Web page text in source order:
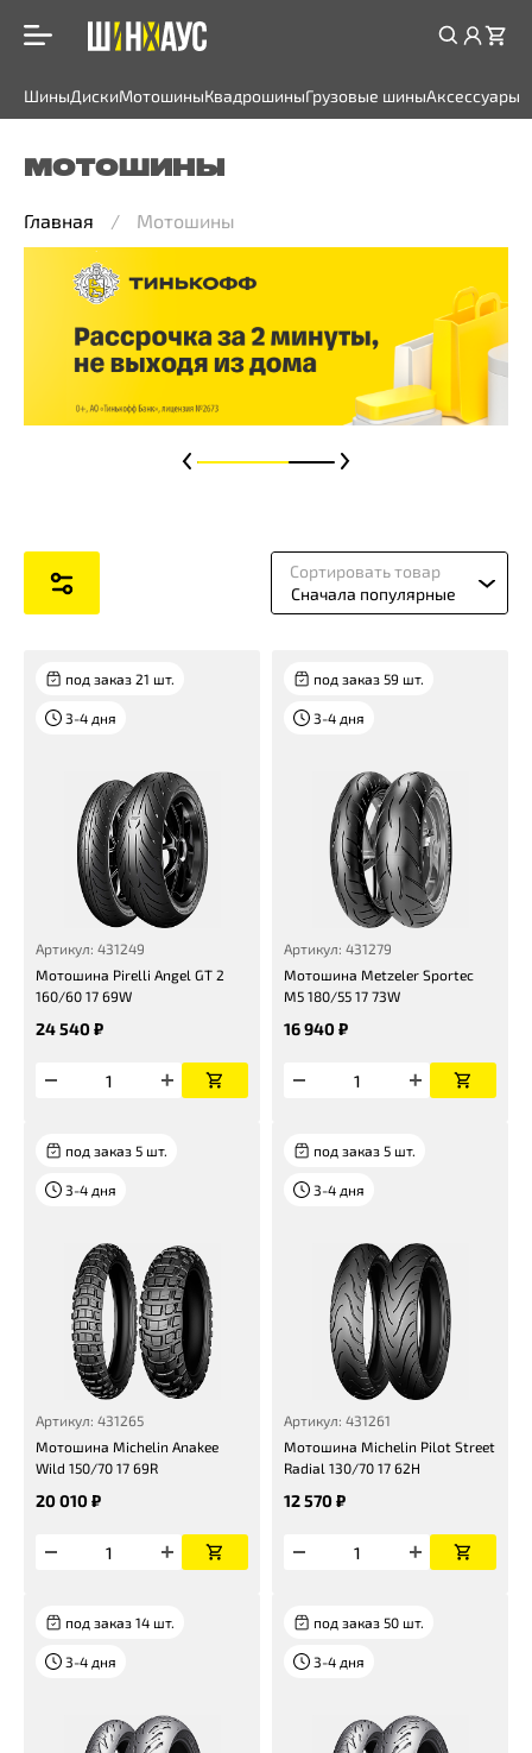
ШиныДискиМотошиныКвадрошиныГрузовые шиныАксессуары
МОТОШИНЫ
Главная Мотошины
Сортировать товар
Сначала популярные
под заказ 21 шт.
3-4 дня
Артикул: 431249
Мотошина Pirelli Angel GT 2
160/60 17 69W
24 540 ₽
под заказ 59 шт.
3-4 дня
Артикул: 431279
Мотошина Metzeler Sportec
M5 180/55 17 73W
16 940 ₽
под заказ 5 шт.
3-4 дня
Артикул: 431265
Мотошина Michelin Anakee
Wild 150/70 17 69R
20 010 ₽
под заказ 5 шт.
3-4 дня
Артикул: 431261
Мотошина Michelin Pilot Street
Radial 130/70 17 62H
12 570 ₽
под заказ 14 шт.
3-4 дня
под заказ 50 шт.
3-4 дня